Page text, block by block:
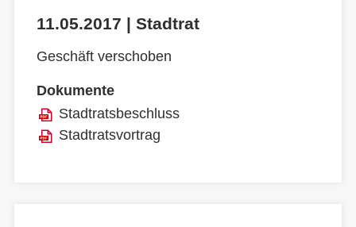
11.05.2017 | Stadtrat
Geschäft verschoben
Dokumente
Stadtratsbeschluss
Stadtratsvortrag